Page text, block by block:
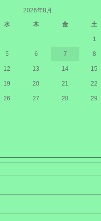
2026年8月
水 木 金 土
1
5 6 7 8
12 13 14 15
19 20 21 22
26 27 28 29